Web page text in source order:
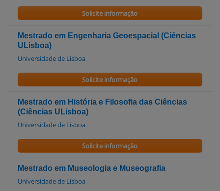
Solicite informação
Mestrado em Engenharia Geoespacial (Ciências
ULisboa)
Universidade de Lisboa
Solicite informação
Mestrado em História e Filosofia das Ciências
(Ciências ULisboa)
Universidade de Lisboa
Solicite informação
Mestrado em Museologia e Museografia
Universidade de Lisboa